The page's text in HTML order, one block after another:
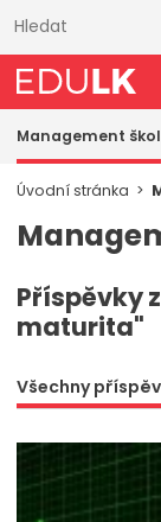
obsahu
Management škol
Úvodní stránka
Příspěvky
maturita"
Všechny